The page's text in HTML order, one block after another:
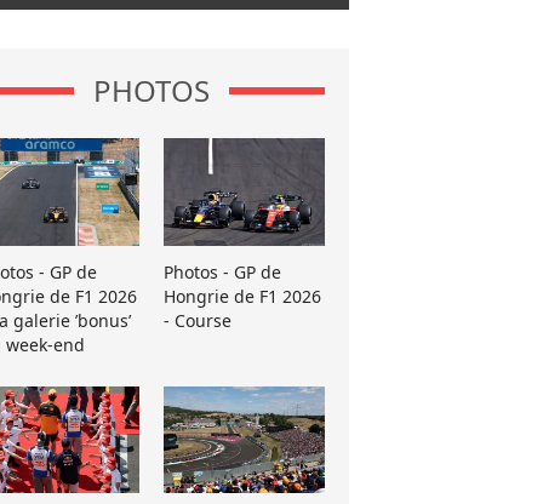
PHOTOS
- GP de
de F1 2026
galerie ’bonus’
week-end
Photos - GP de
Hongrie de F1 2026
- Course